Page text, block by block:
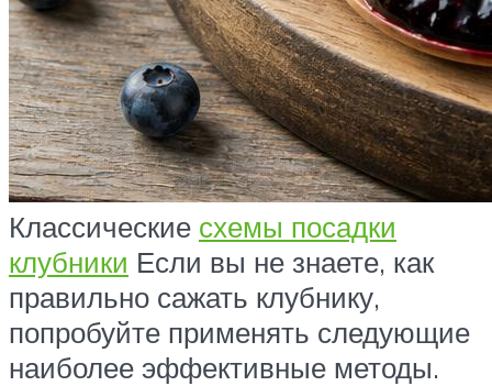
Классические схемы посадки
клубники Если вы не знаете, как
правильно сажать клубнику,
попробуйте применять следующие
наиболее эффективные методы.